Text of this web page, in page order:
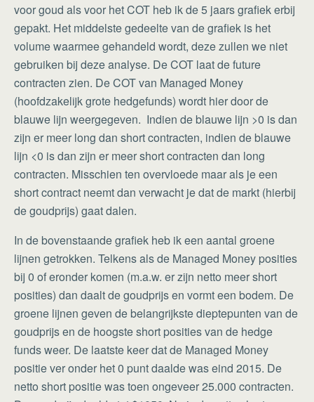
voor goud als voor het COT heb ik de 5 jaars grafiek erbij
gepakt. Het middelste gedeelte van de grafiek is het
volume waarmee gehandeld wordt, deze zullen we niet
gebruiken bij deze analyse. De COT laat de future
contracten zien. De COT van Managed Money
(hoofdzakelijk grote hedgefunds) wordt hier door de
blauwe lijn weergegeven. Indien de blauwe lijn >0 is dan
zijn er meer long dan short contracten, indien de blauwe
lijn <0 is dan zijn er meer short contracten dan long
contracten. Misschien ten overvloede maar als je een
short contract neemt dan verwacht je dat de markt (hierbij
de goudprijs) gaat dalen.
In de bovenstaande grafiek heb ik een aantal groene
lijnen getrokken. Telkens als de Managed Money posities
bij 0 of eronder komen (m.a.w. er zijn netto meer short
posities) dan daalt de goudprijs en vormt een bodem. De
groene lijnen geven de belangrijkste dieptepunten van de
goudprijs en de hoogste short posities van de hedge
funds weer. De laatste keer dat de Managed Money
positie ver onder het 0 punt daalde was eind 2015. De
netto short positie was toen ongeveer 25.000 contracten.